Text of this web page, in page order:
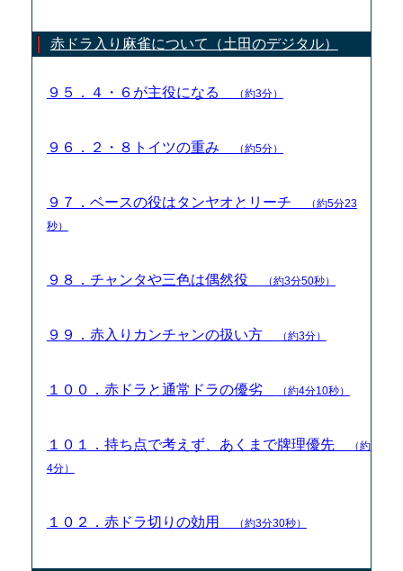
赤ドラ入り麻雀について（土田のデジタル）
９５．４・６が主役になる （約3分）
９６．２・８トイツの重み （約5分）
９７．ベースの役はタンヤオとリーチ
（約5分23
秒）
９８．チャンタや三色は偶然役 （約3分50秒）
９９．赤入りカンチャンの扱い方 （約3分）
１００．赤ドラと通常ドラの優劣 （約4分10秒）
１０１．持ち点で考えず、あくまで牌理優先
（約
4分）
１０２．赤ドラ切りの効用 （約3分30秒）